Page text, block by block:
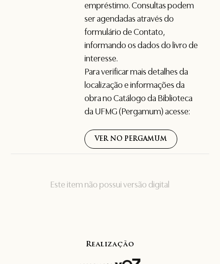
Este item não possui versão digital
empréstimo. Consultas podem
ser agendadas através do
formulário deContato,
informando os dados do livro de
interesse.
Para verificar mais detalhes da
localização e informações da
obra no Catálogo da Biblioteca
da UFMG (Pergamum) acesse:
VER NO PERGAMUM
Realização